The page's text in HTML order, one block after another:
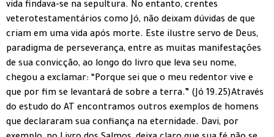
vida findava-se na sepultura. No entanto, crentes
veterotestamentários como Jó, não deixam dúvidas de que
criam em uma vida após morte. Este ilustre servo de Deus,
paradigma de perseverança, entre as muitas manifestações
de sua convicção, ao longo do livro que leva seu nome,
chegou a exclamar: “Porque sei que o meu redentor vive e
que por fim se levantará de sobre a terra.” (Jó 19.25)Através
do estudo do AT encontramos outros exemplos de homens
que declararam sua confiança na eternidade. Davi, por